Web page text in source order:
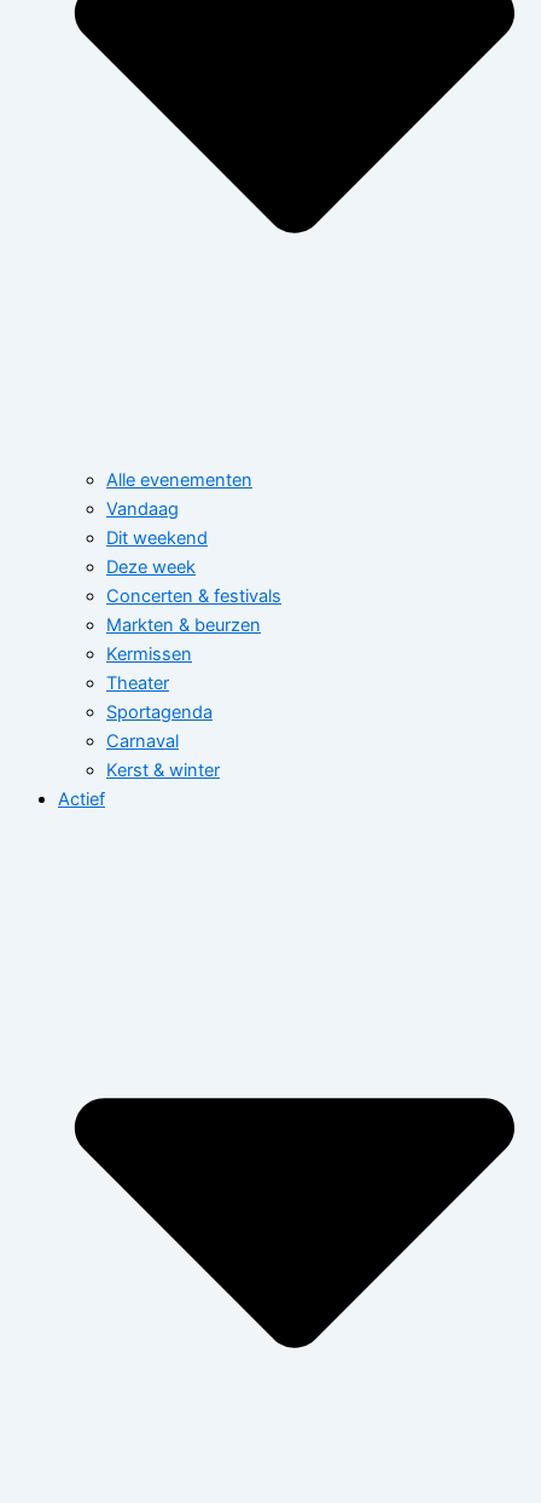
Alle evenementen
Vandaag
Dit weekend
Deze week
Concerten & festivals
Markten & beurzen
Kermissen
Theater
Sportagenda
Carnaval
Kerst & winter
Actief